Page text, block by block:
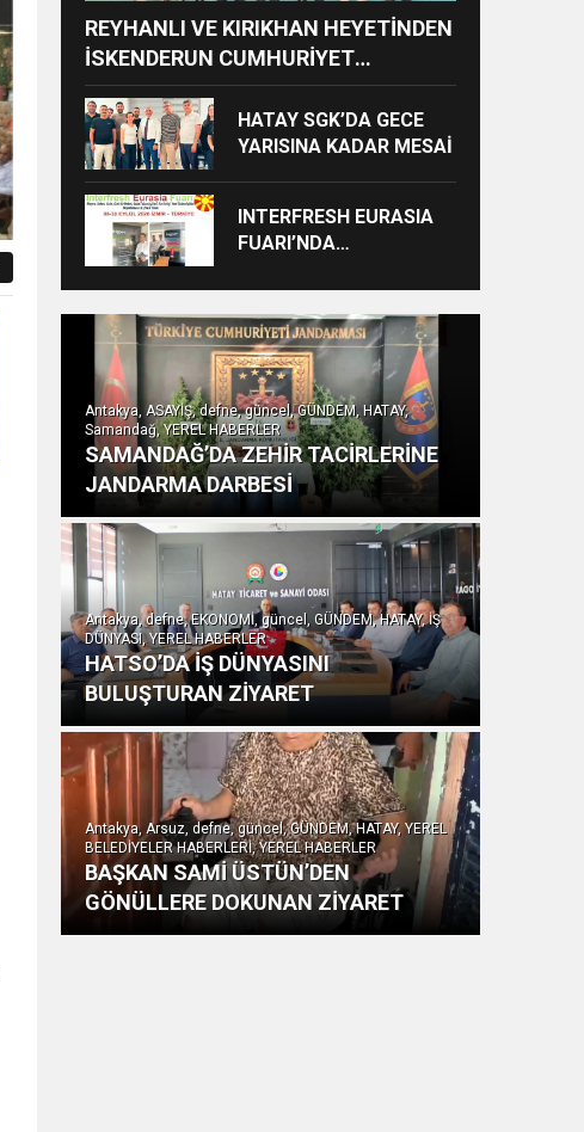
REYHANLI VE KIRIKHAN HEYETİNDEN
İSKENDERUN CUMHURİYET
BAŞSAVCILIĞINA ZİYARET
HATAY SGK’DA GECE
YARISINA KADAR MESAİ
INTERFRESH EURASIA
FUARI’NDA
BİRLİKLERİ İÇİN GERİ
SAYIM BAŞLADI
Antakya, ASAYİŞ, defne, güncel, GÜNDEM, HATAY,
Samandağ, YEREL HABERLER
SAMANDAĞ’DA ZEHİR TACİRLERİNE
JANDARMA DARBESİ
Antakya, defne, EKONOMİ, güncel, GÜNDEM, HATAY, İŞ
DÜNYASI, YEREL HABERLER
HATSO’DA İŞ DÜNYASINI
BULUŞTURAN ZİYARET
Antakya, Arsuz, defne, güncel, GÜNDEM, HATAY, YEREL
BELEDİYELER HABERLERİ, YEREL HABERLER
BAŞKAN SAMİ ÜSTÜN’DEN
GÖNÜLLERE DOKUNAN ZİYARET